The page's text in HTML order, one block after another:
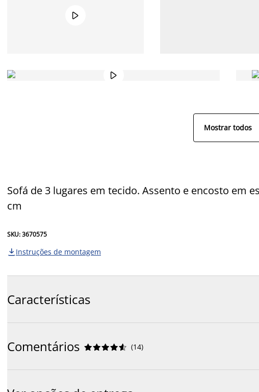


Mostrar todos
Sofá de 3 lugares em tecido. Assento e encosto em
cm
SKU: 3670575
 Instruções de montagem
Características
Comentários 




 (14)